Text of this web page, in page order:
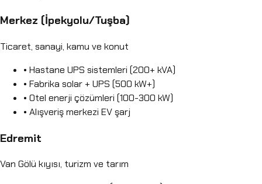
Merkez (İpekyolu/Tuşba)
Ticaret, sanayi, kamu ve konut
• Hastane UPS sistemleri (200+ kVA)
• Fabrika solar + UPS (500 kW+)
• Otel enerji çözümleri (100-300 kW)
• Alışveriş merkezi EV şarj
Edremit
Van Gölü kıyısı, turizm ve tarım